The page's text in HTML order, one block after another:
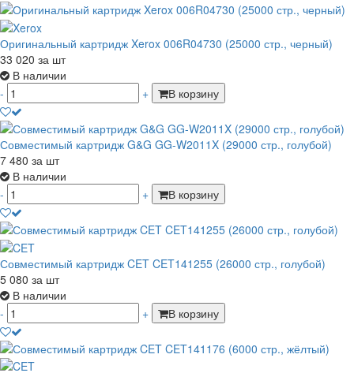
Оригинальный картридж Xerox 006R04730 (25000 стр., черный)
33 020 за шт
В наличии
-
+ В корзину
Совместимый картридж G&G GG-W2011X (29000 стр., голубой)
7 480 за шт
В наличии
-
+ В корзину
Совместимый картридж CET CET141255 (26000 стр., голубой)
5 080 за шт
В наличии
-
+ В корзину